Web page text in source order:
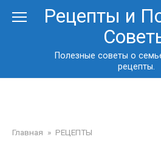
Рецепты и
Полезные советы о
рецепты.
Главная » РЕЦЕПТЫ